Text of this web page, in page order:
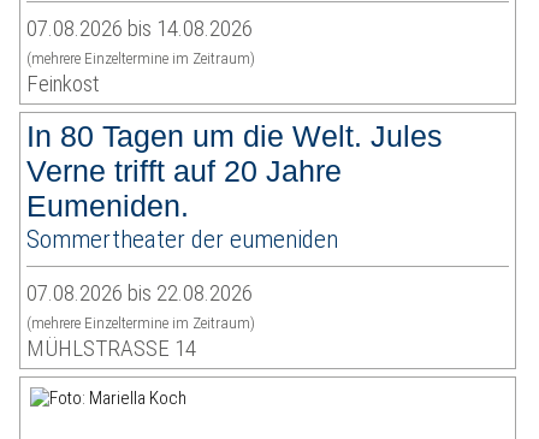
07.08.2026 bis 14.08.2026
(mehrere Einzeltermine im Zeitraum)
Feinkost
In 80 Tagen um die Welt. Jules
Verne trifft auf 20 Jahre
Eumeniden.
Sommertheater der eumeniden
07.08.2026 bis 22.08.2026
(mehrere Einzeltermine im Zeitraum)
MÜHLSTRASSE 14